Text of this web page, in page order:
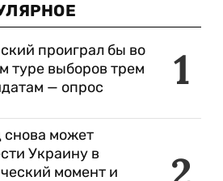
1
проиграл бы во
туре выборов трем
— опрос
снова может
Украину в
момент и